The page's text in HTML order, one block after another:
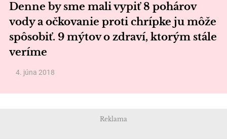
Denne by sme mali vypiť 8 pohárov
vody a očkovanie proti chrípke ju môže
spôsobiť. 9 mýtov o zdraví, ktorým stále
veríme
4. júna 2018
Reklama